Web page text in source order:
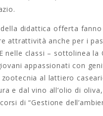
didattica offerta
attrattività anche per i
nelle classi – sottolinea
appassionati con
al lattiero
e dal vino all’olio di
di “Gestione